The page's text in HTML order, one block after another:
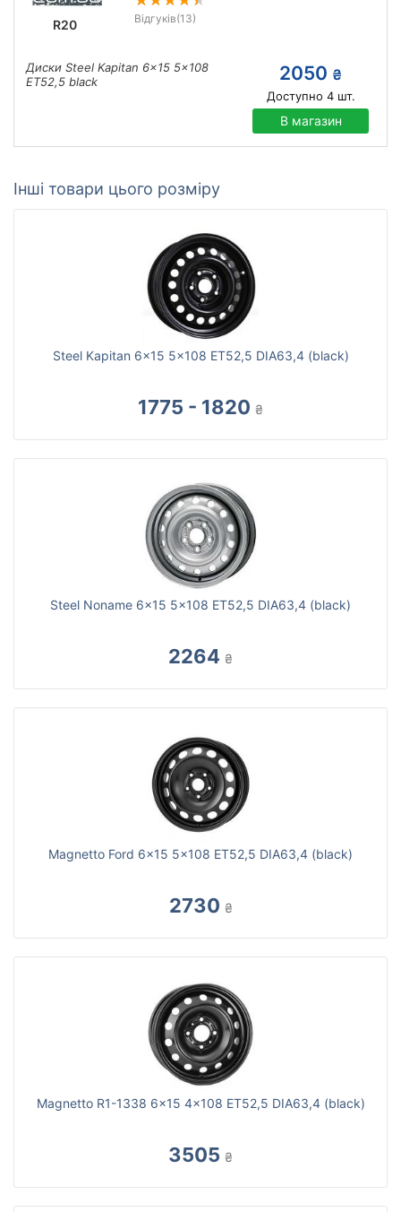
R20 Відгуків(13)
Диски Steel Kapitan 6x15 5x108
ET52,5 black
2050 ₴
Доступно 4шт.
В магазин
Інші товари цього розміру
Steel Kapitan 6x15 5x108 ET52,5 DIA63,4 (black)
1775 - 1820 ₴
Steel Noname 6x15 5x108 ET52,5 DIA63,4 (black)
2264 ₴
Magnetto Ford 6x15 5x108 ET52,5 DIA63,4 (black)
2730 ₴
Magnetto R1-1338 6x15 4x108 ET52,5 DIA63,4 (black)
3505 ₴